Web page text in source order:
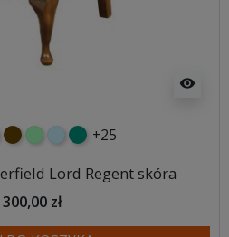
visibility
czekoladowy
miętowybłękitny
turkusowy
+25
Lord Regent skóra
zł